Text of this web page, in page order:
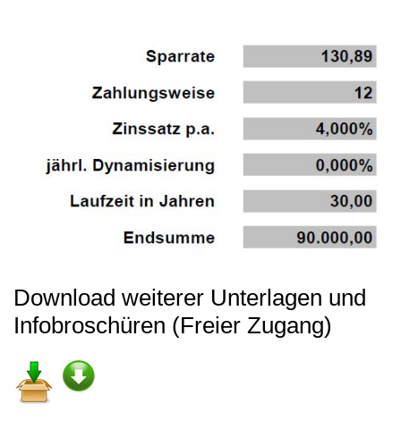
Download weiterer Unterlagen und
Infobroschüren (Freier Zugang)